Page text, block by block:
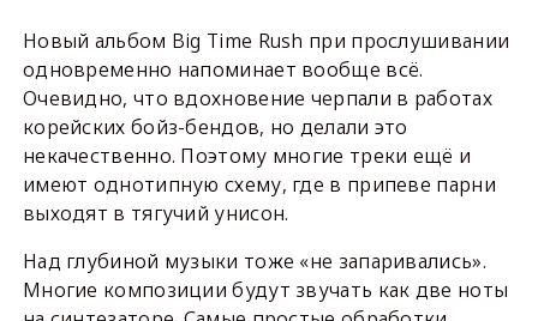
Новый альбом Big Time Rush при прослушивании
одновременно напоминает вообще всё.
Очевидно, что вдохновение черпали в работах
корейских бойз-бендов, но делали это
некачественно. Поэтому многие треки ещё и
имеют однотипную схему, где в припеве парни
выходят в тягучий унисон.
Над глубиной музыки тоже «не запаривались».
Многие композиции будут звучать как две ноты